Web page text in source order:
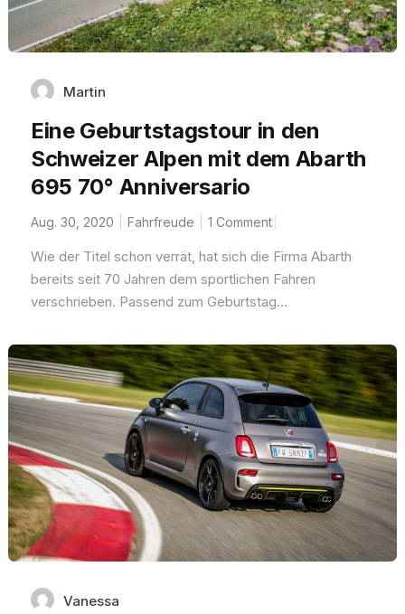
Martin
Eine Geburtstagstour in den
Schweizer Alpen mit dem Abarth
695 70° Anniversario
Aug. 30, 2020 Fahrfreude 1 Comment
Wie der Titel schon verrät, hat sich die Firma Abarth
bereits seit 70 Jahren dem sportlichen Fahren
verschrieben. Passend zum Geburtstag...
Vanessa